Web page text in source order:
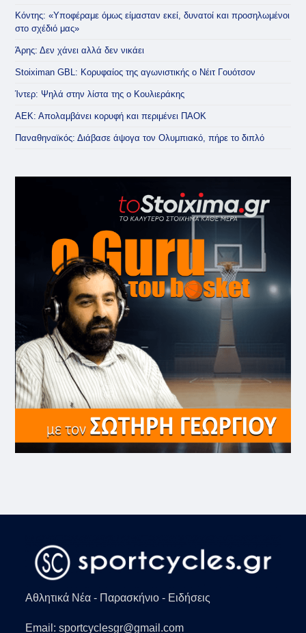
Κόντης: «Υποφέραμε όμως είμασταν εκεί, δυνατοί και προσηλωμένοι
στο σχέδιό μας»
Άρης: Δεν χάνει αλλά δεν νικάει
Stoiximan GBL: Κορυφαίος της αγωνιστικής ο Νέιτ Γουότσον
Ίντερ: Ψηλά στην λίστα της ο Κουλιεράκης
ΑΕΚ: Απολαμβάνει κορυφή και περιμένει ΠΑΟΚ
Παναθηναϊκός: Διάβασε άψογα τον Ολυμπιακό, πήρε το διπλό
Αθλητικά Νέα - Παρασκήνιο - Ειδήσεις
Email: sportcyclesgr@gmail.com